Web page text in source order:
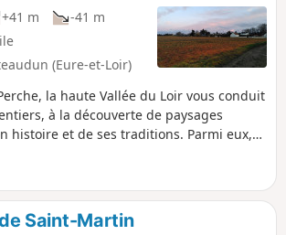
+41 m
-41 m
(Eure-et-Loir)
la haute Vallée du Loir vous conduit
à la découverte de paysages
histoire et de ses traditions. Parmi eux,
à partir du XIIIe siècle.
Saint-Martin